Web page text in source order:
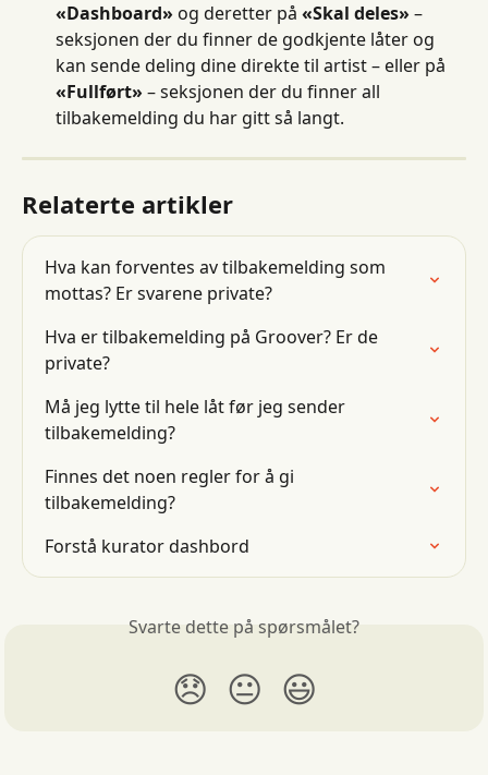
«Dashboard» og deretter på «Skal deles» –
seksjonen der du finner de godkjente låter og
kan sende deling dine direkte til artist – eller på
«Fullført» – seksjonen der du finner all
tilbakemelding du har gitt så langt.
Relaterte artikler
Hva kan forventes av tilbakemelding som
mottas? Er svarene private?
Hva er tilbakemelding på Groover? Er de
private?
Må jeg lytte til hele låt før jeg sender
tilbakemelding?
Finnes det noen regler for å gi
tilbakemelding?
Forstå kurator dashbord
Svarte dette på spørsmålet?
😞 😐 😃